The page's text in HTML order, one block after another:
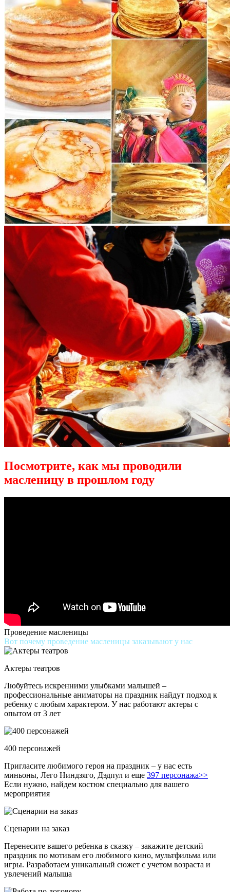
Посмотрите, как мы проводили
масленицу в прошлом году
Проведение масленицы
Вот почему проведение масленицы заказывают у нас
Актеры театров
Любуйтесь искренними улыбками малышей –
профессиональные аниматоры на праздник найдут подход к
ребенку с любым характером. У нас работают актеры с
опытом от 3 лет
400 персонажей
Пригласите любимого героя на праздник – у нас есть
миньоны, Лего Ниндзяго, Дэдпул и еще 397 персонажа>>
Если нужно, найдем костюм специально для вашего
мероприятия
Сценарии на заказ
Перенесите вашего ребенка в сказку – закажите детский
праздник по мотивам его любимого кино, мультфильма или
игры. Разработаем уникальный сюжет с учетом возраста и
увлечений малыша